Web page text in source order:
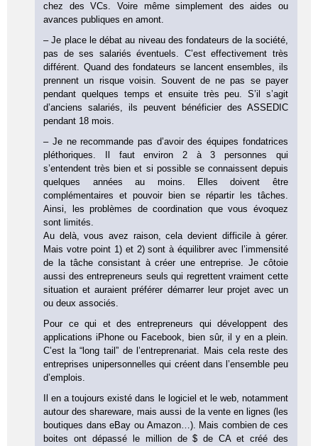
chez des VCs. Voire même simplement des aides ou
avances publiques en amont.
– Je place le débat au niveau des fondateurs de la société,
pas de ses salariés éventuels. C’est effectivement très
différent. Quand des fondateurs se lancent ensembles, ils
prennent un risque voisin. Souvent de ne pas se payer
pendant quelques temps et ensuite très peu. S’il s’agit
d’anciens salariés, ils peuvent bénéficier des ASSEDIC
pendant 18 mois.
– Je ne recommande pas d’avoir des équipes fondatrices
pléthoriques. Il faut environ 2 à 3 personnes qui
s’entendent très bien et si possible se connaissent depuis
quelques années au moins. Elles doivent être
complémentaires et pouvoir bien se répartir les tâches.
Ainsi, les problèmes de coordination que vous évoquez
sont limités.
Au delà, vous avez raison, cela devient difficile à gérer.
Mais votre point 1) et 2) sont à équilibrer avec l’immensité
de la tâche consistant à créer une entreprise. Je côtoie
aussi des entrepreneurs seuls qui regrettent vraiment cette
situation et auraient préférer démarrer leur projet avec un
ou deux associés.
Pour ce qui et des entrepreneurs qui développent des
applications iPhone ou Facebook, bien sûr, il y en a plein.
C’est la “long tail” de l’entreprenariat. Mais cela reste des
entreprises unipersonnelles qui créent dans l’ensemble peu
d’emplois.
Il en a toujours existé dans le logiciel et le web, notamment
autour des shareware, mais aussi de la vente en lignes (les
boutiques dans eBay ou Amazon…). Mais combien de ces
boites ont dépassé le million de $ de CA et créé des